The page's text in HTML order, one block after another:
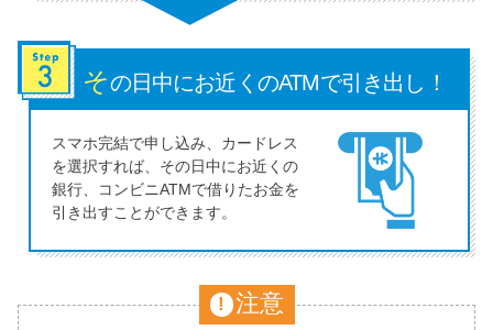
その日中にお近くのATMで引き出し！
スマホ完結で申し込み、カードレス
を選択すれば、その日中にお近くの
銀行、コンビニATMで借りたお金を
引き出すことができます。
! 注意